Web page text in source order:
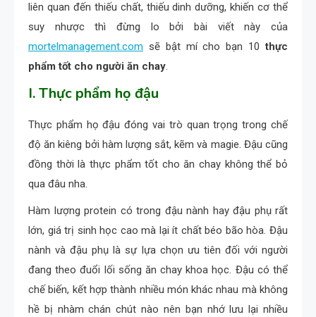
liên quan đến thiếu chất, thiếu dinh dưỡng, khiến cơ thể
suy nhược thì đừng lo bởi bài viết này của
mortelmanagement.com sẽ bật mí cho bạn 10thực
phẩm tốt cho người ăn chay.
I. Thực phẩm họ đậu
Thực phẩm họ đậu đóng vai trò quan trọng trong chế
độ ăn kiêng bởi hàm lượng sắt, kẽm và magie. Đậu cũng
đồng thời là thực phẩm tốt cho ăn chay không thể bỏ
qua đâu nha.
Hàm lượng protein có trong đậu nành hay đậu phụ rất
lớn, giá trị sinh học cao mà lại ít chất béo bão hòa. Đậu
nành và đậu phụ là sự lựa chọn ưu tiên đối với người
đang theo đuổi lối sống ăn chay khoa học. Đậu có thể
chế biến, kết hợp thành nhiều món khác nhau mà không
hề bị nhàm chán chút nào nên bạn nhớ lưu lại nhiều